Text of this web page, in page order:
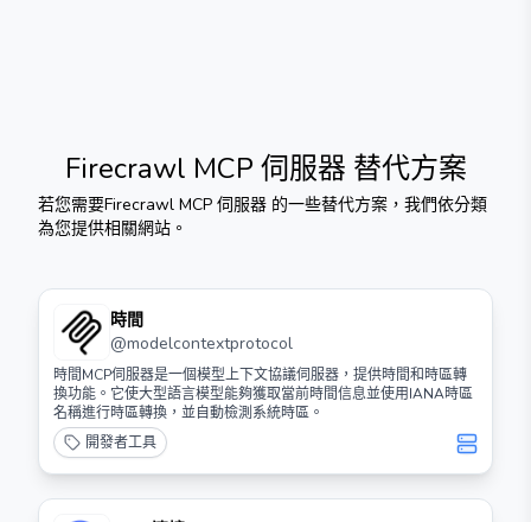
Firecrawl MCP 伺服器 替代方案
若您需要Firecrawl MCP 伺服器 的一些替代方案，我們依分類
為您提供相關網站。
時間
@modelcontextprotocol
時間MCP伺服器是一個模型上下文協議伺服器，提供時間和時區轉
換功能。它使大型語言模型能夠獲取當前時間信息並使用IANA時區
名稱進行時區轉換，並自動檢測系統時區。
開發者工具